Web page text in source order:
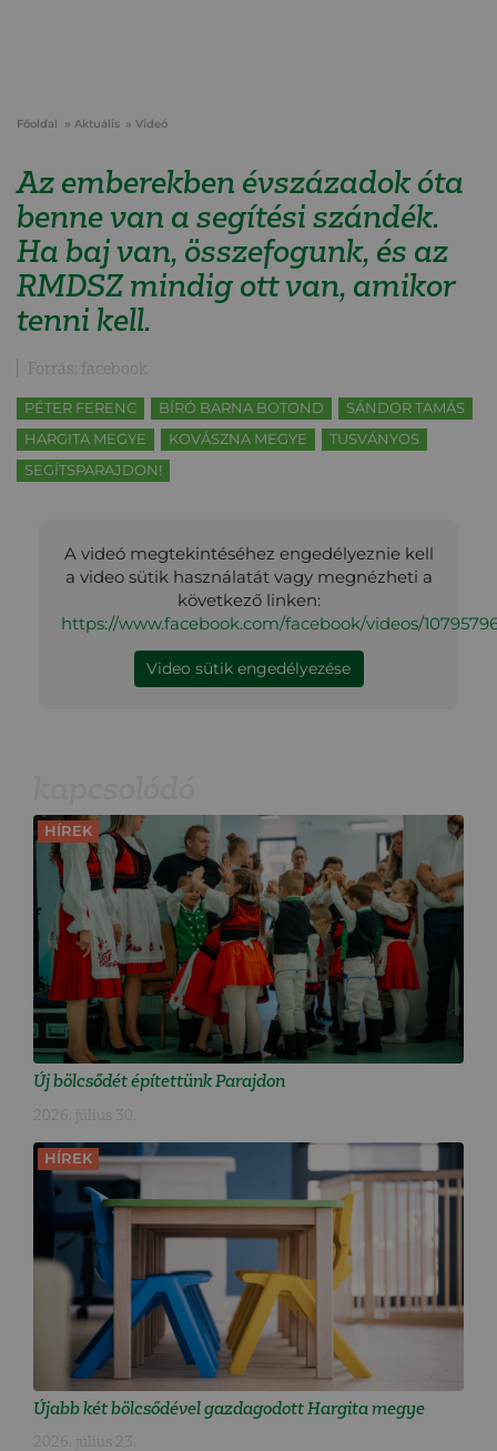
Főoldal Aktuális Videó
Az emberekben évszázadok óta
benne van a segítési szándék.
Ha baj van, összefogunk, és az
RMDSZ mindig ott van, amikor
tenni kell.
Forrás: facebook
PÉTER FERENC BÍRÓ BARNA BOTOND
SÁNDOR TAMÁS
HARGITA MEGYE
KOVÁSZNA MEGYE
TUSVÁNYOS
SEGÍTSPARAJDON!
A videó megtekintéséhez engedélyeznie kell
a video sütik használatát vagy megnézheti a
következő linken:
https://www.facebook.com/facebook/videos/
Video sütik engedélyezése
HÍREK
Új bölcsődét építettünk Parajdon
2026. július 30.
HÍREK
Újabb két bölcsődével gazdagodott Hargita megye
2026. július 23.